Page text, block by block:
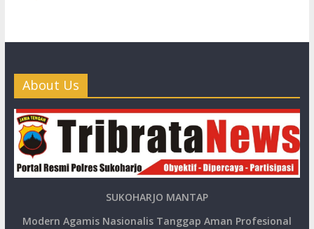
About Us
SUKOHARJO MANTAP
Modern Agamis Nasionalis Tanggap Aman Profesional